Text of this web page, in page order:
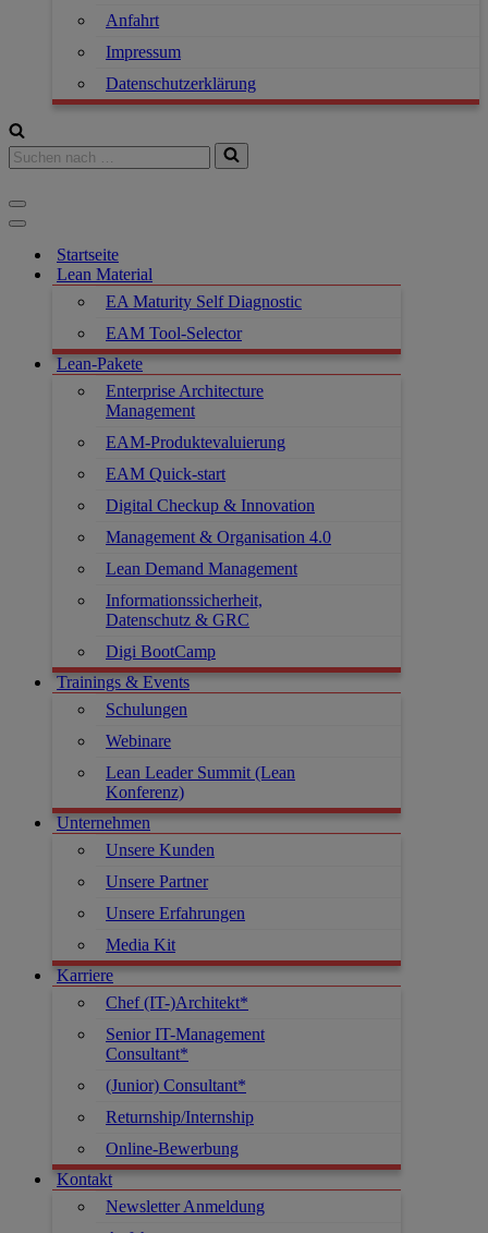
Anfahrt
Impressum
Datenschutzerklärung
Startseite
Lean Material
EA Maturity Self Diagnostic
EAM Tool-Selector
Lean-Pakete
Enterprise Architecture
Management
EAM-Produktevaluierung
EAM Quick-start
Digital Checkup & Innovation
Management & Organisation 4.0
Lean Demand Management
Informationssicherheit,
Datenschutz & GRC
Digi BootCamp
Trainings & Events
Schulungen
Webinare
Lean Leader Summit (Lean
Konferenz)
Unternehmen
Unsere Kunden
Unsere Partner
Unsere Erfahrungen
Media Kit
Karriere
Chef (IT-)Architekt*
Senior IT-Management
Consultant*
(Junior) Consultant*
Returnship/Internship
Online-Bewerbung
Kontakt
Newsletter Anmeldung